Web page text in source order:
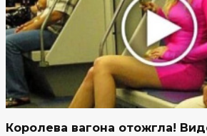
Королева вагона отожгла!